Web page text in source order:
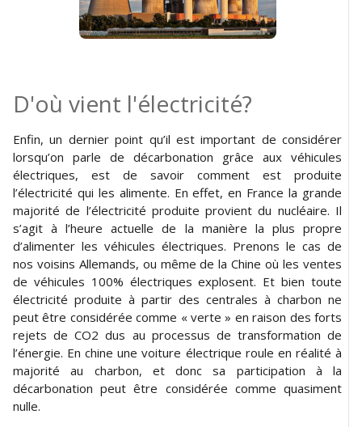
D'où vient l'électricité?
Enfin, un dernier point qu’il est important de considérer
lorsqu’on parle de décarbonation grâce aux véhicules
électriques, est de savoir comment est produite
l’électricité qui les alimente. En effet, en France la grande
majorité de l’électricité produite provient du nucléaire. Il
s’agit à l’heure actuelle de la manière la plus propre
d’alimenter les véhicules électriques. Prenons le cas de
nos voisins Allemands, ou même de la Chine où les ventes
de véhicules 100% électriques explosent. Et bien toute
électricité produite à partir des centrales à charbon ne
peut être considérée comme « verte » en raison des forts
rejets de CO2 dus au processus de transformation de
l’énergie. En chine une voiture électrique roule en réalité à
majorité au charbon, et donc sa participation à la
décarbonation peut être considérée comme quasiment
nulle.